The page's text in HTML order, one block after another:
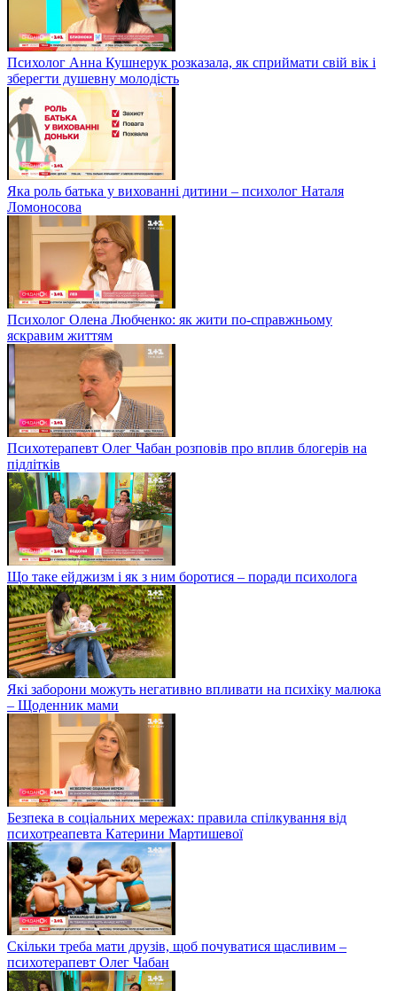
Психолог Анна Кушнерук розказала, як сприймати свій вік і
зберегти душевну молодість
Яка роль батька у вихованні дитини – психолог Наталя
Ломоносова
Психолог Олена Любченко: як жити по-справжньому
яскравим життям
Психотерапевт Олег Чабан розповів про вплив блогерів на
підлітків
Що таке ейджизм і як з ним боротися – поради психолога
Які заборони можуть негативно впливати на психіку малюка
– Щоденник мами
Безпека в соціальних мережах: правила спілкування від
психотреапевта Катерини Мартишевої
Скільки треба мати друзів, щоб почуватися щасливим –
психотерапевт Олег Чабан